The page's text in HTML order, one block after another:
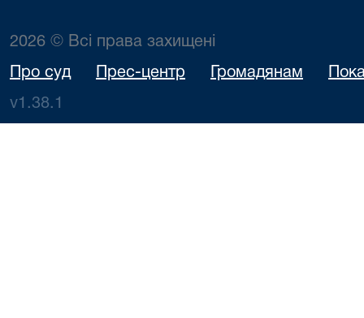
2026 © Всі права захищені
Про суд Прес-центр Громадянам
v1.38.1